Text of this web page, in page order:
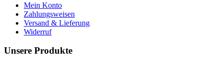
Mein Konto
Zahlungsweisen
Versand & Lieferung
Widerruf
Unsere Produkte